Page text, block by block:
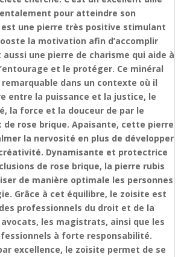
pour atteindre son
une pierre très positive stimulant
la motivation afin d’accomplir
aussi une pierre de charisme qui aide à
et le protéger. Ce minéral
remarquable dans un contexte où il
entre la puissance et la justice, le
la force et la douceur de par le
rose brique. Apaisante, cette pierre
la nervosité en plus de développer
Dynamisante et protectrice
de rose brique, la pierre rubis
de manière optimale les personnes
Grâce à cet équilibre, le zoisite est
professionnels du droit et de la
les magistrats, ainsi que les
à forte responsabilité.
excellence, le zoisite permet de se